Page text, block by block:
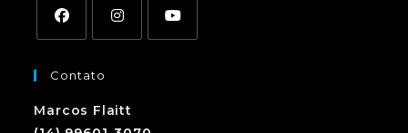
Contato
Marcos Flaitt